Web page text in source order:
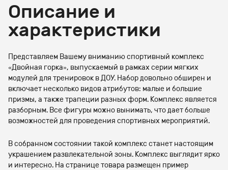
Описание и
характеристики
Представляем Вашему вниманию спортивный комплекс
«Двойная горка», выпускаемый в рамках серии мягких
модулей для тренировок в ДОУ. Набор довольно обширен и
включает несколько видов атрибутов: малые и большие
призмы, а также трапеции разных форм. Комплекс является
разборным. Все фигуры можно вынимать, что дает больше
возможностей для проведения спортивных мероприятий.
В собранном состоянии такой комплекс станет настоящим
украшением развлекательной зоны. Комплекс выглядит ярко
и интересно. На странице товара размещен пример